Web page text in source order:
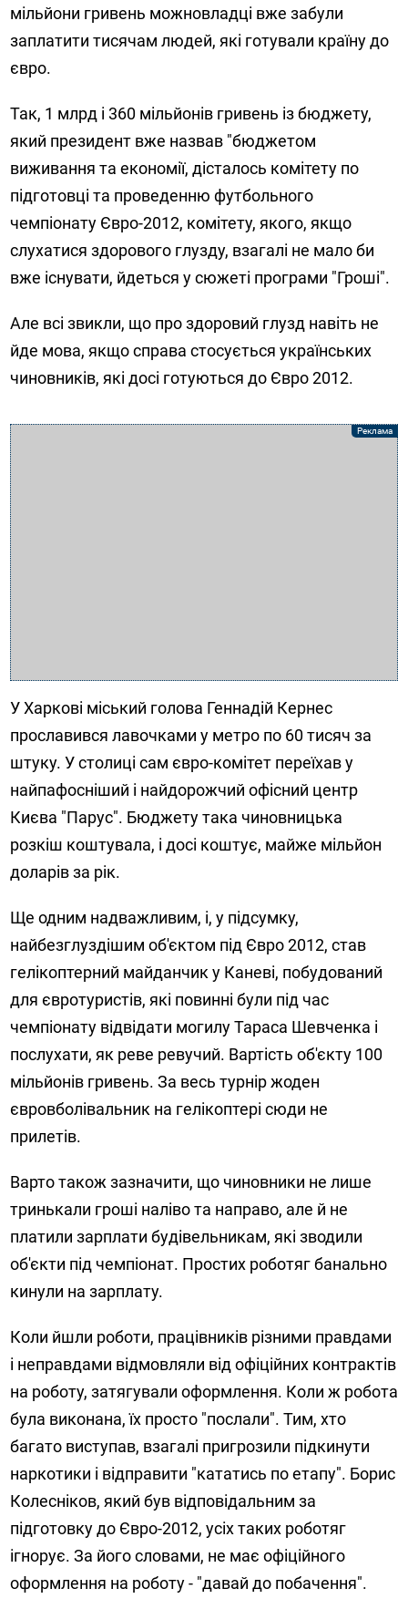
мільйони гривень можновладці вже забули
заплатити тисячам людей, які готували країну до
євро.
Так, 1 млрд і 360 мільйонів гривень із бюджету,
який президент вже назвав "бюджетом
виживання та економії, дісталось комітету по
підготовці та проведенню футбольного
чемпіонату Євро-2012, комітету, якого, якщо
слухатися здорового глузду, взагалі не мало би
вже існувати, йдеться у сюжеті програми "Гроші".
Але всі звикли, що про здоровий глузд навіть не
йде мова, якщо справа стосується українських
чиновників, які досі готуються до Євро 2012.
У Харкові міський голова Геннадій Кернес
прославився лавочками у метро по 60 тисяч за
штуку. У столиці сам євро-комітет переїхав у
найпафосніший і найдорожчий офісний центр
Києва "Парус". Бюджету така чиновницька
розкіш коштувала, і досі коштує, майже мільйон
доларів за рік.
Ще одним надважливим, і, у підсумку,
найбезглуздішим об'єктом під Євро 2012, став
гелікоптерний майданчик у Каневі, побудований
для євротуристів, які повинні були під час
чемпіонату відвідати могилу Тараса Шевченка і
послухати, як реве ревучий. Вартість об'єкту 100
мільйонів гривень. За весь турнір жоден
євровболівальник на гелікоптері сюди не
прилетів.
Варто також зазначити, що чиновники не лише
тринькали гроші наліво та направо, але й не
платили зарплати будівельникам, які зводили
об'єкти під чемпіонат. Простих роботяг банально
кинули на зарплату.
Коли йшли роботи, працівників різними правдами
і неправдами відмовляли від офіційних контрактів
на роботу, затягували оформлення. Коли ж робота
була виконана, їх просто "послали". Тим, хто
багато виступав, взагалі пригрозили підкинути
наркотики і відправити "кататись по етапу". Борис
Колесніков, який був відповідальним за
підготовку до Євро-2012, усіх таких роботяг
ігнорує. За його словами, не має офіційного
оформлення на роботу - "давай до побачення".